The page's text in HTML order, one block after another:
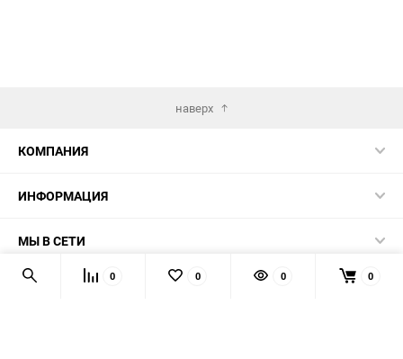
наверх
КОМПАНИЯ
ИНФОРМАЦИЯ
МЫ В СЕТИ
КОНТАКТЫ
0 0 0 0